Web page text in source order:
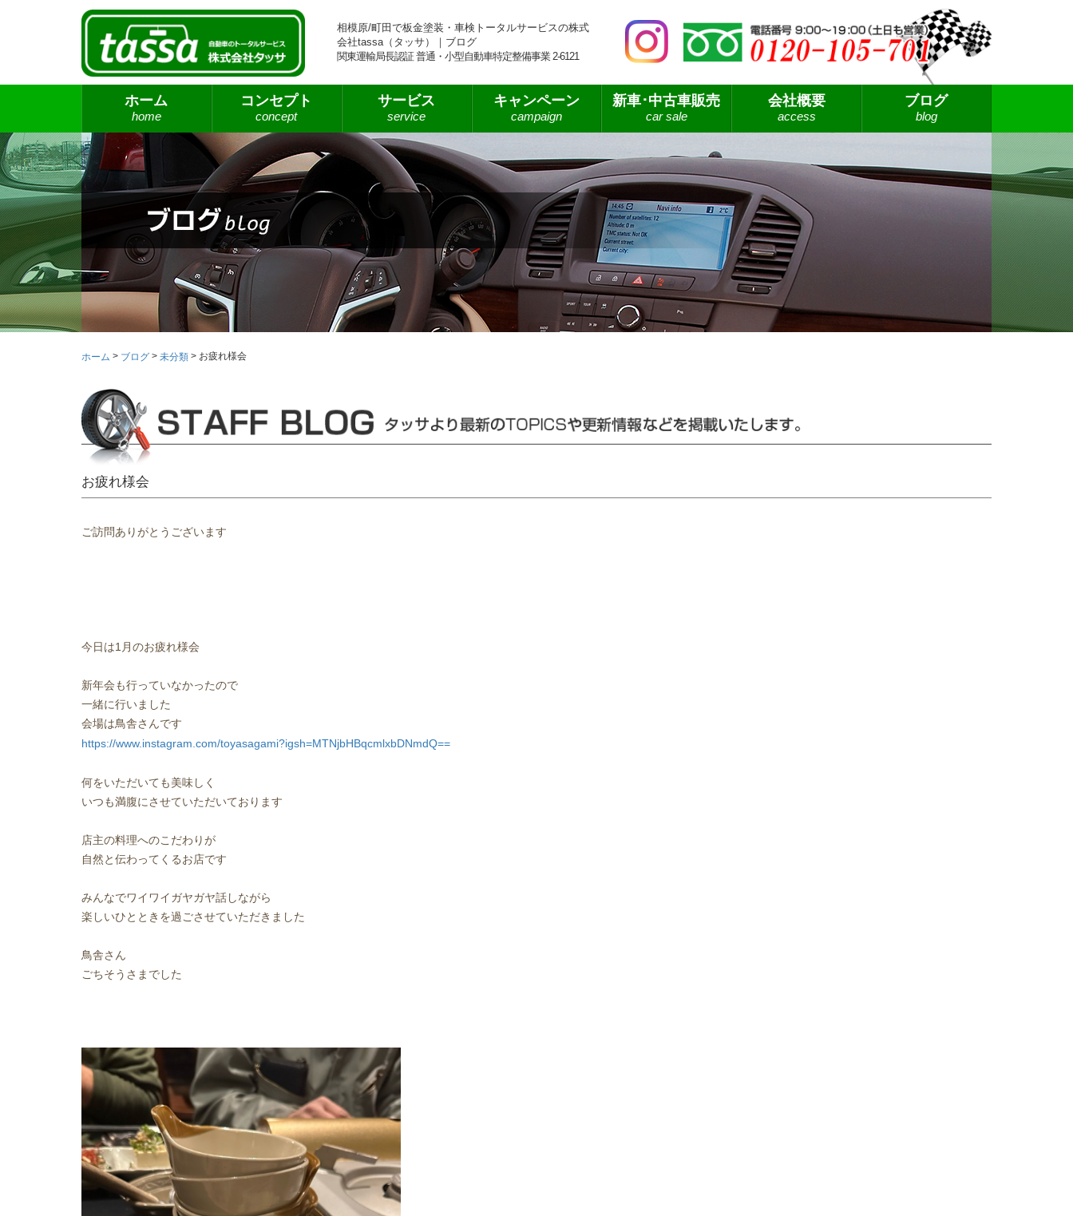
相模原/町田で板金塗装・車検トータルサービスの株式
会社tassa（タッサ）｜ブログ
関東運輸局長認証 普通・小型自動車特定整備事業 2-6121
ホーム
home
コンセプト
concept
サービス
service
キャンペーン
campaign
新車･中古車販売
car sale
会社概要
access
ブログ
blog
ホーム > ブログ > 未分類 > お疲れ様会
お疲れ様会
ご訪問ありがとうございます
今日は1月のお疲れ様会
新年会も行っていなかったので
一緒に行いました
会場は鳥舎さんです
https://www.instagram.com/toyasagami?igsh=MTNjbHBqcmlxbDNmdQ==
何をいただいても美味しく
いつも満腹にさせていただいております
店主の料理へのこだわりが
自然と伝わってくるお店です
みんなでワイワイガヤガヤ話しながら
楽しいひとときを過ごさせていただきました
鳥舎さん
ごちそうさまでした